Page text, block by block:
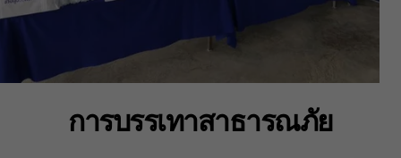
การบรรเทาสาธารณภัย